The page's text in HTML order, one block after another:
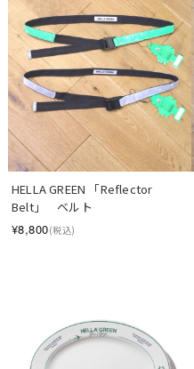
HELLA GREEN 「Reflector
Belt」　ベルト
¥8,800(税込)